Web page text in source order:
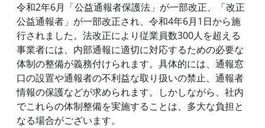
令和2年6月「公益通報者保護法」が一部改正、「改正
公益通報者」が一部改正され、令和4年6月1日から施
行されました。法改正により従業員数300人を超える
事業者には、内部通報に適切に対応するための必要な
体制の整備が義務付けられます。具体的には、通報窓
口の設置や通報者の不利益な取り扱いの禁止、通報者
情報の保護などが求められます。しかしながら、社内
でこれらの体制整備を実施することは、多大な負担と
なる場合がございます。